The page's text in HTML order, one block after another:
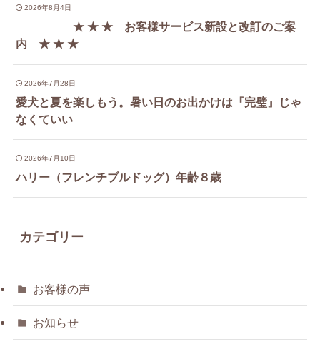
2026年8月4日
★ ★ ★ お客様サービス新設と改訂のご案
内 ★ ★ ★
2026年7月28日
愛犬と夏を楽しもう。暑い日のお出かけは『完璧』じゃ
なくていい
2026年7月10日
ハリー（フレンチブルドッグ）年齢８歳
カテゴリー
お客様の声
お知らせ